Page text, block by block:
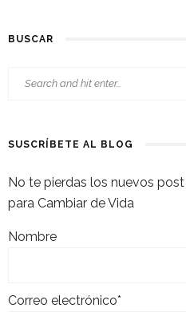
BUSCAR
SUSCRÍBETE AL BLOG
No te pierdas los nuevos
para Cambiar de Vida
Nombre
Correo electrónico*